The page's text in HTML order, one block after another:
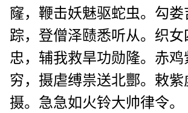
窿，鞭击妖魅驱蛇虫。勾娄
踪，登僧泽赜悉听从。织女
忠，辅我救旱功勋隆。赤鸡
穷，摄虐缚祟送北酆。敕紫
摄。急急如火铃大帅律令。